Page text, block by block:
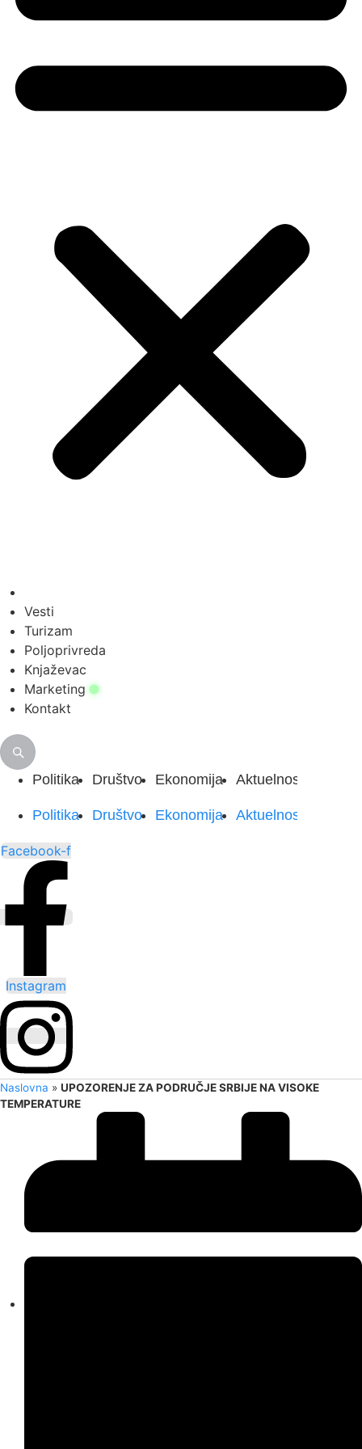
Vesti
Turizam
Poljoprivreda
Knjaževac
Marketing
Kontakt
Politika Društvo Ekonomija Aktuelnosti
Politika Društvo Ekonomija Aktuelnosti
Facebook-f
Instagram
Naslovna » UPOZORENJE ZA PODRUČJE SRBIJE NA VISOKE
TEMPERATURE